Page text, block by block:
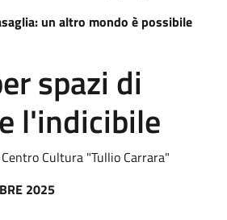
un altro mondo è possibile
spazi di
l'indicibile
Cultura "Tullio Carrara"
2025